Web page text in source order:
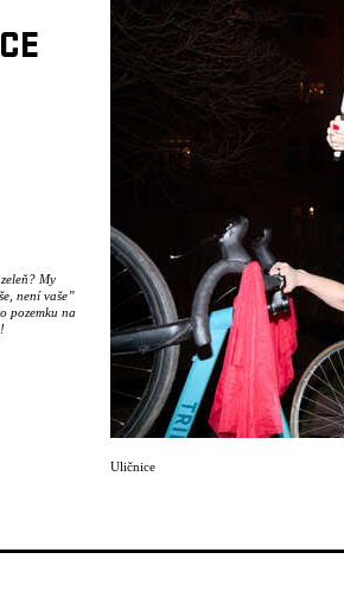
My
není vaše”
pozemku na
místo
Uličnice